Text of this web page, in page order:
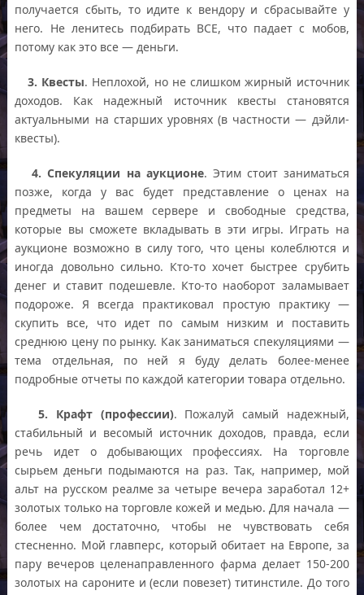
получается сбыть, то идите к вендору и сбрасывайте у
него. Не ленитесь подбирать ВСЕ, что падает с мобов,
потому как это все — деньги.
3. Квесты. Неплохой, но не слишком жирный источник
доходов. Как надежный источник квесты становятся
актуальными на старших уровнях (в частности — дэйли-
квесты).
4. Спекуляции на аукционе. Этим стоит заниматься
позже, когда у вас будет представление о ценах на
предметы на вашем сервере и свободные средства,
которые вы сможете вкладывать в эти игры. Играть на
аукционе возможно в силу того, что цены колеблются и
иногда довольно сильно. Кто-то хочет быстрее срубить
денег и ставит подешевле. Кто-то наоборот заламывает
подороже. Я всегда практиковал простую практику —
скупить все, что идет по самым низким и поставить
среднюю цену по рынку. Как заниматься спекуляциями —
тема отдельная, по ней я буду делать более-менее
подробные отчеты по каждой категории товара отдельно.
5. Крафт (профессии). Пожалуй самый надежный,
стабильный и весомый источник доходов, правда, если
речь идет о добывающих профессиях. На торговле
сырьем деньги подымаются на раз. Так, например, мой
альт на русском реалме за четыре вечера заработал 12+
золотых только на торговле кожей и медью. Для начала —
более чем достаточно, чтобы не чувствовать себя
стесненно. Мой главперс, который обитает на Европе, за
пару вечеров целенаправленного фарма делает 150-200
золотых на сароните и (если повезет) титинстиле. До того